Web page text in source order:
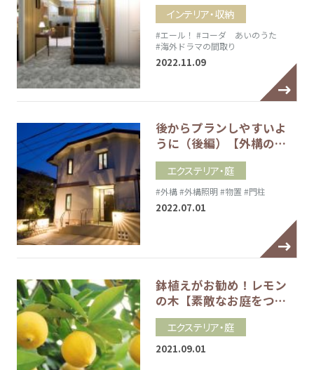
インテリア・収納
#エール！ #コーダ あいのうた
#海外ドラマの間取り
2022.11.09
後からプランしやすいよ
うに（後編）【外構の…
エクステリア・庭
#外構#外構照明 #物置 #門柱
2022.07.01
鉢植えがお勧め！レモン
の木【素敵なお庭をつ…
エクステリア・庭
2021.09.01